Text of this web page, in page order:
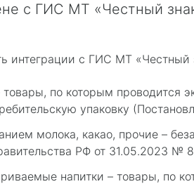
с ГИС МТ «Честный
интеграции с ГИС МТ
по которым проводится
упаковку
молока, какао, прочие –
РФ от 31.05.2023 №
напитки – товары, по